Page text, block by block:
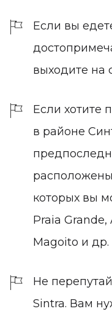
Если вы
выходите на
Если хотите
в районе
которых вы
Praia Grande,
Magoito и др.
Не
Sintra. Вам